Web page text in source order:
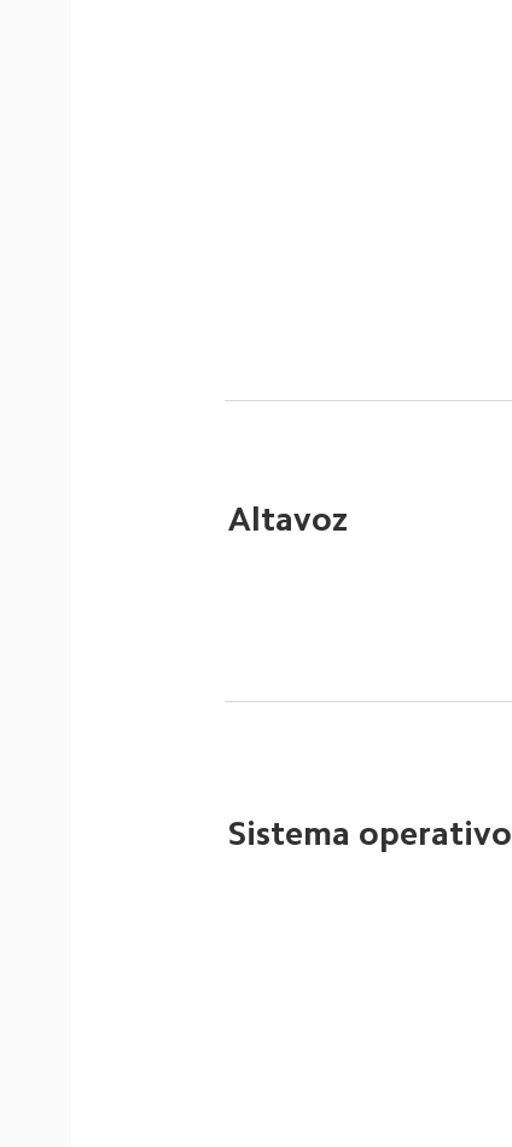
Altavoz
Sistema operativo